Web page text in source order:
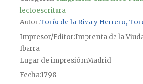
lectoescritura
Autor Torío de la Riva y Herrero,
Impresor/Editor Imprenta de la
Ibarra
Lugar de impresiónMadrid
Fecha1798